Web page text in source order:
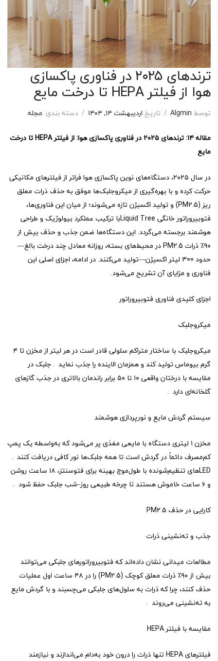
ترندهای ۲۰۲۵ در فناوری پاکسازی
هوا از فیلتر HEPA تا درخت مایع
توسط Algmin
/ تاریخ اردیبهشت ۱۴, ۱۴۰۴ / دسته بندی: مجله
مقاله۱۴: ترندهای۲۰۲۵ در فناوری پاکسازی هوا: از فیلترHEPA
تا درخت
مایع
در سال ۲۰۲۵، دستگاه‌های نوین پاکسازی هوا فراتر از فیلترهای مکانیکی
حرکت کرده و با بهره‌گیری از میکروجلبک‌ها موفق به حذف ذرات معلق
ریز (PM2.5) و تولید اکسیژن تازه می‌شوند؛ از میان این فناوری‌ها،
فتو‌بیروراتور خانگی Liquid Treeبا ترکیب عملکرد بیولوژیک و طراحی
هوشمند برجسته می‌گردد. این دستگاه‌ها ضمن جذب و حذف بیش از
۹۰٪ ذرات PM2.5 در محیط‌های بسته، روزانه معادل چند درخت بالغ—
حدود 300 لیتر اکسیژن—تولید می‌کنند. در ادامه، اجزای اصلی این
فناوری و مزایای آن تشریح می‌شود.
اجزای کلیدی فناوری فتو‌بیروراتور
میکروجلبک
میکروجلبک با ساختار متراکم سلولی قادر است در هر لیتر از مخزن تا ۴
گرم بیوماس تولید کند و همزمان الاینده را جذب نماید . جلبک در
مقایسه با درختان واقعی ۱۰ تا ۵۰ برابر راندمان بالاتری در جذب گازهای
گلخانه‌ای دارد .
سیستم گردش مایع و نورپردازی هوشمند
مخزن ۱ لیتری دستگاه با مایعی مغذی پر می‌شود که به‌واسطه یک پمپ
کم‌مصرف دائماً در گردش است تا همه جلبک‌ها نور کافی دریافت کنند .
LED‌های تنظیم‌شونده با طول‌موج بهینه برای فتوسنتز، ۱۸ ساعت روشن
و ۶ ساعت خاموش هستند تا چرخه طبیعی روز–شب جلبک حفظ شود .
کارایی در حذف PM2.5
جذب و ته‌نشینی ذرات
مطالعات میدانی نشان داده‌اند که فتو‌بیروراتورهای جلبکی می‌توانند
بیش از ۹۰٪ ذرات معلق کوچک (PM2.5) را در ۴۸ ساعت اول عملیات
حذف کنند، چرا که ذرات به سلول‌های جلبکی می‌چسبند و با گردش مایع
به ته‌نشینی می‌روند .
مقایسه با فیلتر HEPA
فیلترهای HEPA تنها ذرات را درون خود به‌دام می‌اندازند و نیازمند